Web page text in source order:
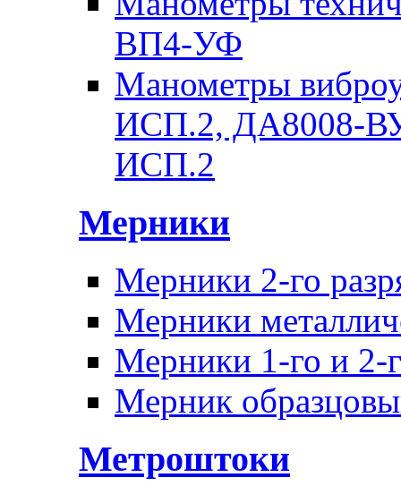
ВП4-УФ
Манометры
ИСП.2, ДА8008-
ИСП.2
Мерники
Мерники 2-го
Мерники
Мерники 1-го и 2-
Мерник
Метроштоки